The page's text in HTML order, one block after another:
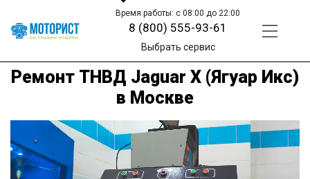
Время работы: с 08:00 до 22:00
8 (800) 555-93-61
Выбрать сервис
Ремонт ТНВД Jaguar X (Ягуар Икс)
в Москве